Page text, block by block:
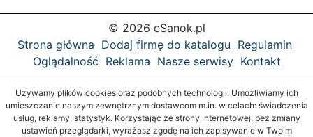
© 2026 eSanok.pl
Strona główna Dodaj firmę do katalogu Regulamin
Oglądalność Reklama Nasze serwisy Kontakt
Używamy plików cookies oraz podobnych technologii. Umożliwiamy ich
umieszczanie naszym zewnętrznym dostawcom m.in. w celach: świadczenia
usług, reklamy, statystyk. Korzystając ze strony internetowej, bez zmiany
ustawień przeglądarki, wyrażasz zgodę na ich zapisywanie w Twoim